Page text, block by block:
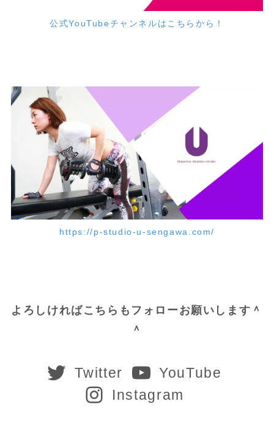
公式YouTubeチャンネルはこちらから！
https://p-studio-u-sengawa.com/
よろしければこちらもフォローお願いします＾
＾
Twitter
YouTube
Instagram